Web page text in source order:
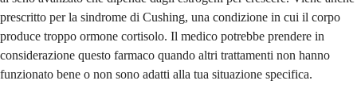
prescritto per la sindrome di Cushing, una condizione in cui il corpo
produce troppo ormone cortisolo. Il medico potrebbe prendere in
considerazione questo farmaco quando altri trattamenti non hanno
funzionato bene o non sono adatti alla tua situazione specifica.